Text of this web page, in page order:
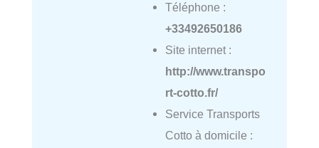
Téléphone :
+33492650186
Site internet :
http://www.transpo
rt-cotto.fr/
Service Transports
Cotto à domicile :